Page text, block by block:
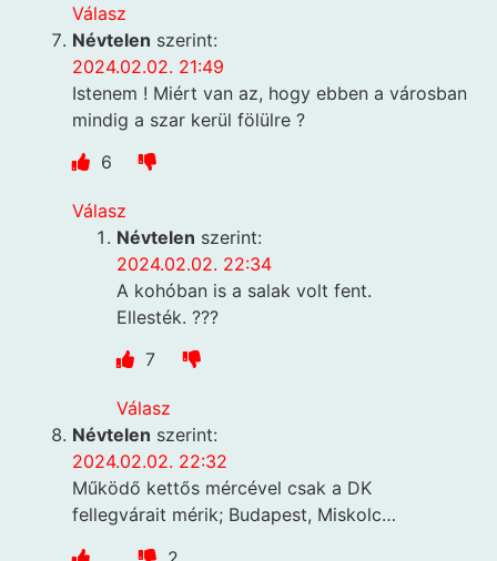
Válasz
Névtelen szerint:
2024.02.02. 21:49
Istenem ! Miért van az, hogy ebben a városban
mindig a szar kerül fölülre ?
6
Válasz
Névtelen szerint:
2024.02.02. 22:34
A kohóban is a salak volt fent.
Ellesték. ???
7
Válasz
Névtelen szerint:
2024.02.02. 22:32
Működő kettős mércével csak a DK
fellegvárait mérik; Budapest, Miskolc…